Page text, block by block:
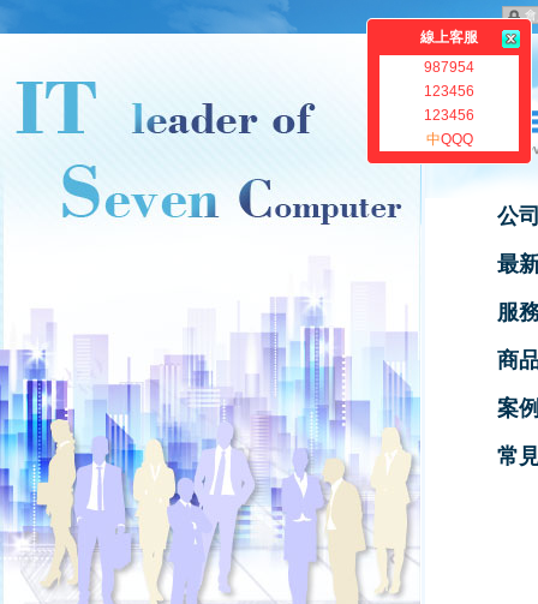
公
最
服
商
案
常
線上客服
987954
123456
123456
中QQQ